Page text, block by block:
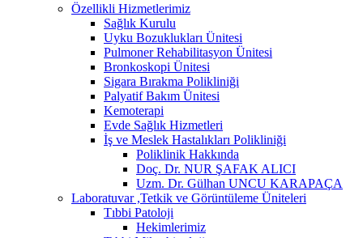
Özellikli Hizmetlerimiz
Sağlık Kurulu
Uyku Bozuklukları Ünitesi
Pulmoner Rehabilitasyon Ünitesi
Bronkoskopi Ünitesi
Sigara Bırakma Polikliniği
Palyatif Bakım Ünitesi
Kemoterapi
Evde Sağlık Hizmetleri
İş ve Meslek Hastalıkları Polikliniği
Poliklinik Hakkında
Doç. Dr. NUR ŞAFAK ALICI
Uzm. Dr. Gülhan UNCU KARAPAÇA
Laboratuvar ,Tetkik ve Görüntüleme Üniteleri
Tıbbi Patoloji
Hekimlerimiz